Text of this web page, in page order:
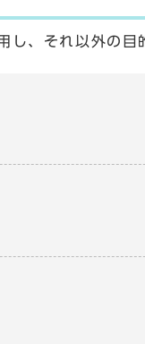
、それ以外の目